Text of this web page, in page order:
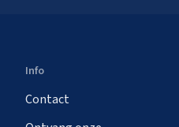
Info
Contact